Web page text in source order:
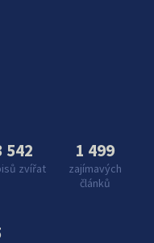
542
zvířat
1 499
zajímavých
článků